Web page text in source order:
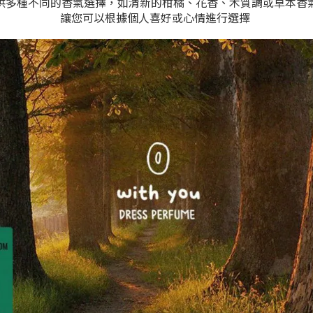
讓您可以根據個人喜好或心情進行選擇